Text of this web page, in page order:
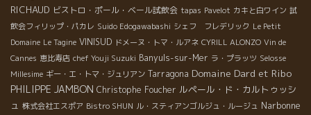
RICHAUD ビストロ・ポール・ベール試飲会 tapas Pavelot カキと白ワイン 試
飲会フィリップ・パカレ Suido Edogawabashi シェフ フレデリック Le Petit
Domaine Le Tagine VINISUD ドメーヌ・トマ・ルアネ CYRILL ALONZO Vin de
Cannes 恵比寿店 chef Youji Suzuki Banyuls-sur-Mer ラ・プラッツ Selosse
Millesime ギー・エ・トマ・ジュリアン Tarragona Domaine Dard et Ribo
PHILIPPE JAMBON Christophe Foucher ルペール・ド・カルトゥッシ
ュ 株式会社エスポア Bistro SHUN ル・スティアンゴルジュ・ルージュ Narbonne